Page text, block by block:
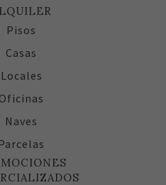
Pisos
Casas
Locales
Oficinas
Naves
Parcelas